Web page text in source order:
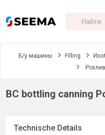
Б/у машины Filling
BC bottling canning
Technische Details